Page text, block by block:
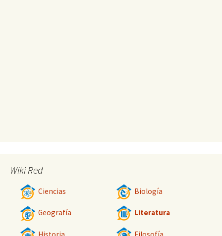
Wiki Red
Ciencias Biología
Geografía Literatura
Historia Filosofía